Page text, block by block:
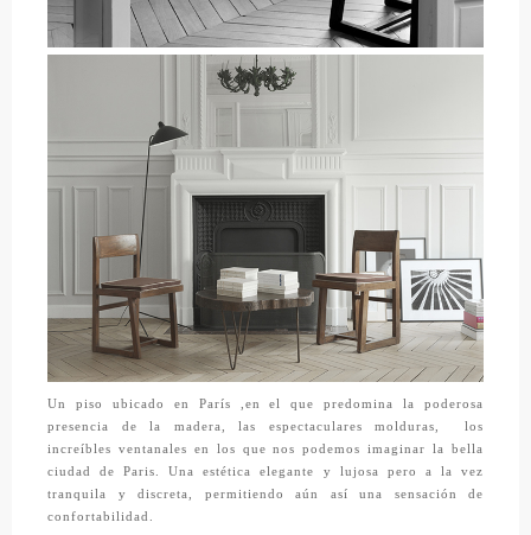
Un piso ubicado en París ,en el que predomina la poderosa
presencia de la madera, las espectaculares molduras,
los
increíbles ventanales en los que nos podemos imaginar la bella
ciudad de Paris. Una estética elegante y lujosa pero a la vez
tranquila y discreta, permitiendo aún así una sensación de
confortabilidad.